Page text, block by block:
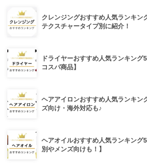
クレンジングおすすめ人気ランキン
テクスチャータイプ別に紹介！
ドライヤーおすすめ人気ランキング
コスパ商品】
ヘアアイロンおすすめ人気ランキン
ズ向け・海外対応も♪
ヘアオイルおすすめ人気ランキング
別やメンズ向けも！】